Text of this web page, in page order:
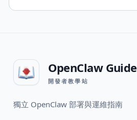
OpenClaw Guide
開發者教學站
獨立 OpenClaw 部署與運維指南